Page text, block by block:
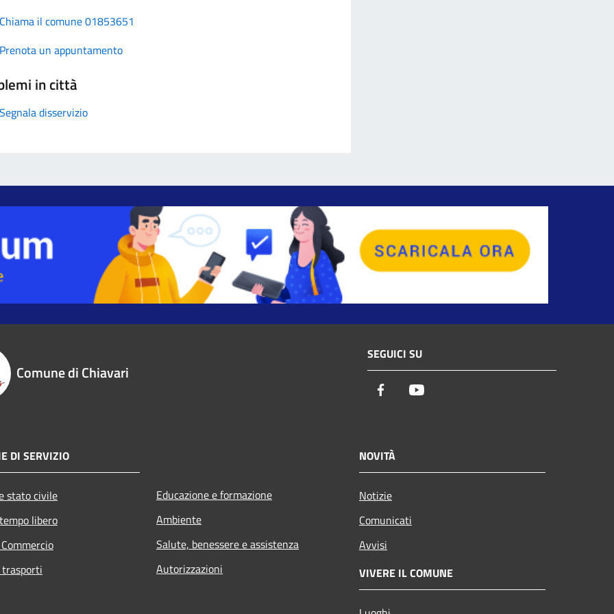
Chiama il comune 01853651
Prenota un appuntamento
in città
Segnala disservizio
Comune di Chiavari
SEGUICI SU
Facebook
DI SERVIZIO
stato civile
libero
Educazione e formazione
Ambiente
Salute, benessere e assistenza
Autorizzazioni
NOVITÀ
Notizie
Comunicati
Avvisi
VIVERE IL COMUNE